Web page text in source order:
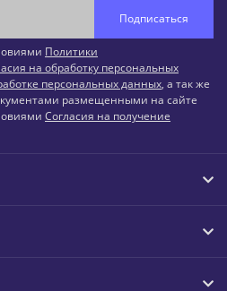
Подписаться
Политики
на обработку персональных
персональных данных, а так же
размещенными на сайте
Согласия на получение